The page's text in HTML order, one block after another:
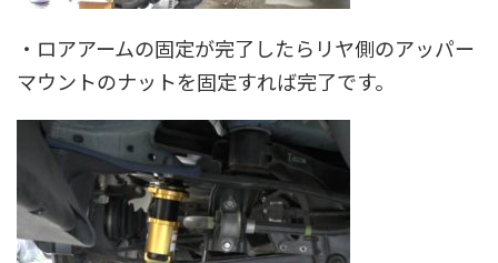
・ロアアームの固定が完了したらリヤ側のアッパー
マウントのナットを固定すれば完了です。